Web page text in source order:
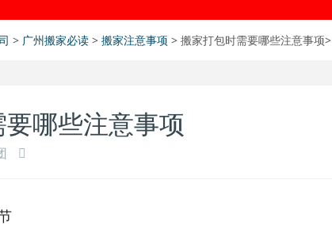
> 广州搬家必读 > 搬家注意事项 > 搬家打包时需要哪些注意事项>
哪些注意事项